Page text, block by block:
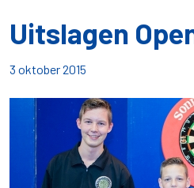
Uitslagen
3 oktober 2015